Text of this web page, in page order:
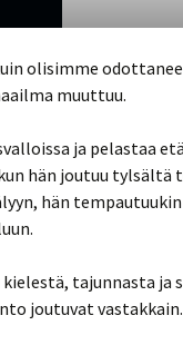
olisimme
muuttuu.
ja pelastaa
hän joutuu tylsältä
hän
tajunnasta ja
joutuvat vastakkain.